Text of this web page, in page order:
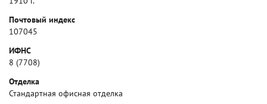
Почтовый индекс
107045
ИФНС
8 (7708)
Отделка
Стандартная офисная отделка